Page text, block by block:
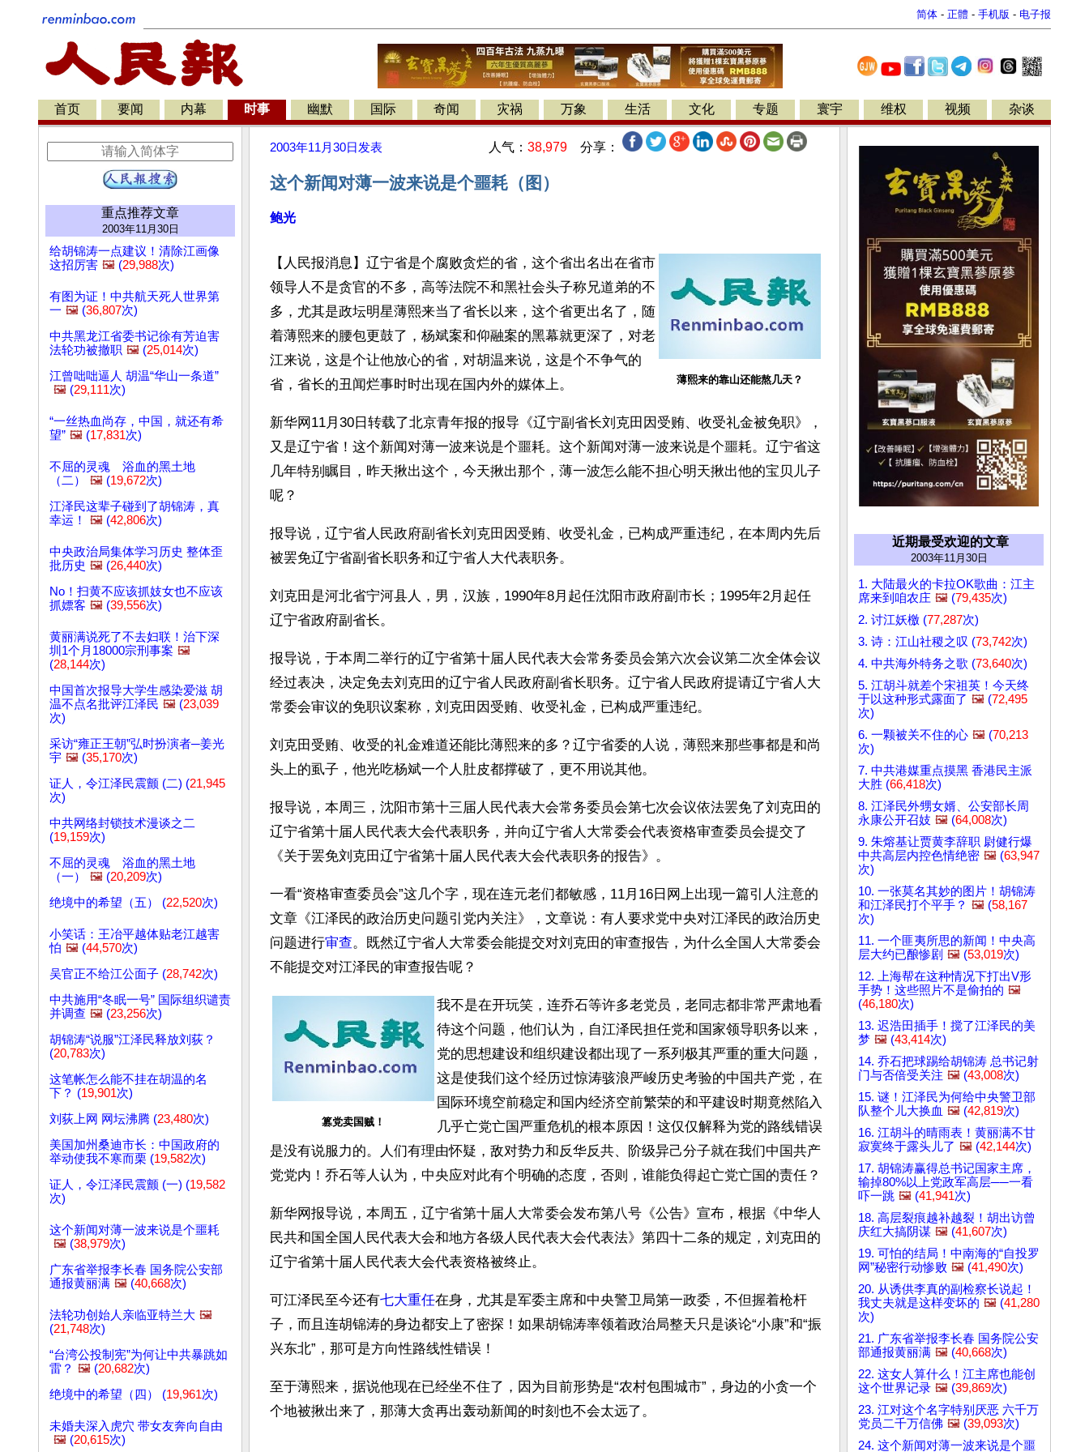
简体 - 正體 - 手机版 - 电子报
首页 要闻 内幕 时事 幽默 国际 奇闻 灾祸 万象 生活 文化 专题 寰宇 维权 视频 杂谈
重点推荐文章
2003年11月30日
给胡锦涛一点建议！清除江画像
这招厉害 🖼️ (29,988次)
有图为证！中共航天死人世界第
一 🖼️ (36,807次)
中共黑龙江省委书记徐有芳迫害
法轮功被撤职 🖼️ (25,014次)
江曾咄咄逼人 胡温“华山一条道”
🖼️ (29,111次)
“一丝热血尚存，中国，就还有希
望” 🖼️ (17,831次)
不屈的灵魂 浴血的黑土地
（二）
🖼️ (19,672次)
江泽民这辈子碰到了胡锦涛，真
幸运！
🖼️ (42,806次)
中央政治局集体学习历史 整体歪
批历史 🖼️ (26,440次)
No！扫黄不应该抓妓女也不应该
抓嫖客 🖼️ (39,556次)
黄丽满说死了不去妇联！治下深
圳1个月18000宗刑事案 🖼️
(28,144次)
中国首次报导大学生感染爱滋 胡
温不点名批评江泽民 🖼️ (23,039
次)
采访“雍正王朝”弘时扮演者─姜光
宇 🖼️ (35,170次)
证人，令江泽民震颤 (二) (21,945
次)
中共网络封锁技术漫谈之二
(19,159次)
不屈的灵魂 浴血的黑土地
（一）
🖼️ (20,209次)
绝境中的希望（五） (22,520次)
小笑话：王冶平越体贴老江越害
怕 🖼️ (44,570次)
吴官正不给江公面子 (28,742次)
中共施用“冬眠一号” 国际组织谴责
并调查 🖼️ (23,256次)
胡锦涛“说服”江泽民释放刘荻？
(20,783次)
这笔帐怎么能不挂在胡温的名
下？ (19,901次)
刘荻上网 网坛沸腾 (23,480次)
美国加州桑迪市长：中国政府的
举动使我不寒而栗 (19,582次)
证人，令江泽民震颤 (一) (19,582
次)
这个新闻对薄一波来说是个噩耗
🖼️ (38,979次)
广东省举报李长春 国务院公安部
通报黄丽满 🖼️ (40,668次)
法轮功创始人亲临亚特兰大 🖼️
(21,748次)
“台湾公投制宪”为何让中共暴跳如
雷？ 🖼️ (20,682次)
绝境中的希望（四） (19,961次)
未婚夫深入虎穴 带女友奔向自由
🖼️ (20,615次)
2003年11月30日 发表 人气： 38,979 分享：
这个新闻对薄一波来说是个噩耗（图）
鲍光
薄熙来的靠山还能熬几天？
【人民报消息】辽宁省是个腐败贪烂的省，这个省出名出在省市
领导人不是贪官的不多，高等法院不和黑社会头子称兄道弟的不
多，尤其是政坛明星薄熙来当了省长以来，这个省更出名了，随
着薄熙来的腰包更鼓了，杨斌案和仰融案的黑幕就更深了，对老
江来说，这是个让他放心的省，对胡温来说，这是个不争气的
省，省长的丑闻烂事时时出现在国内外的媒体上。
新华网11月30日转载了北京青年报的报导《辽宁副省长刘克田因受贿、收受礼金被免职》，
又是辽宁省！这个新闻对薄一波来说是个噩耗。这个新闻对薄一波来说是个噩耗。辽宁省这
几年特别瞩目，昨天揪出这个，今天揪出那个，薄一波怎么能不担心明天揪出他的宝贝儿子
呢？
报导说，辽宁省人民政府副省长刘克田因受贿、收受礼金，已构成严重违纪，在本周内先后
被罢免辽宁省副省长职务和辽宁省人大代表职务。
刘克田是河北省宁河县人，男，汉族，1990年8月起任沈阳市政府副市长；1995年2月起任
辽宁省政府副省长。
报导说，于本周二举行的辽宁省第十届人民代表大会常务委员会第六次会议第二次全体会议
经过表决，决定免去刘克田的辽宁省人民政府副省长职务。辽宁省人民政府提请辽宁省人大
常委会审议的免职议案称，刘克田因受贿、收受礼金，已构成严重违纪。
刘克田受贿、收受的礼金难道还能比薄熙来的多？辽宁省委的人说，薄熙来那些事都是和尚
头上的虱子，他光吃杨斌一个人肚皮都撑破了，更不用说其他。
报导说，本周三，沈阳市第十三届人民代表大会常务委员会第七次会议依法罢免了刘克田的
辽宁省第十届人民代表大会代表职务，并向辽宁省人大常委会代表资格审查委员会提交了
《关于罢免刘克田辽宁省第十届人民代表大会代表职务的报告》。
一看“资格审查委员会”这几个字，现在连元老们都敏感，11月16日网上出现一篇引人注意的
文章《江泽民的政治历史问题引党内关注》，文章说：有人要求党中央对江泽民的政治历史
问题进行审查。既然辽宁省人大常委会能提交对刘克田的审查报告，为什么全国人大常委会
不能提交对江泽民的审查报告呢？
篡党卖国贼！
我不是在开玩笑，连乔石等许多老党员，老同志都非常严肃地看
待这个问题，他们认为，自江泽民担任党和国家领导职务以来，
党的思想建设和组织建设都出现了一系列极其严重的重大问题，
这是使我们这个经历过惊涛骇浪严峻历史考验的中国共产党，在
国际环境空前稳定和国内经济空前繁荣的和平建设时期竟然陷入
几乎亡党亡国严重危机的根本原因！这仅仅解释为党的路线错误
是没有说服力的。人们有理由怀疑，敌对势力和反华反共、阶级异己分子就在我们中国共产
党党内！乔石等人认为，中央应对此有个明确的态度，否则，谁能负得起亡党亡国的责任？
新华网报导说，本周五，辽宁省第十届人大常委会发布第八号《公告》宣布，根据《中华人
民共和国全国人民代表大会和地方各级人民代表大会代表法》第四十二条的规定，刘克田的
辽宁省第十届人民代表大会代表资格被终止。
可江泽民至今还有七大重任在身，尤其是军委主席和中央警卫局第一政委，不但握着枪杆
子，而且连胡锦涛的身边都安上了密探！如果胡锦涛率领着政治局整天只是谈论“小康”和“振
兴东北”，那可是方向性路线性错误！
至于薄熙来，据说他现在已经坐不住了，因为目前形势是“农村包围城市”，身边的小贪一个
个地被揪出来了，那薄大贪再出轰动新闻的时刻也不会太远了。
近期最受欢迎的文章
2003年11月30日
1. 大陆最火的卡拉OK歌曲：江主
席来到咱农庄 🖼️ (79,435次)
2. 讨江妖檄 (77,287次)
3. 诗：江山社稷之叹 (73,742次)
4. 中共海外特务之歌 (73,640次)
5. 江胡斗就差个宋祖英！今天终
于以这种形式露面了 🖼️ (72,495
次)
6. 一颗被关不住的心 🖼️ (70,213
次)
7. 中共港媒重点摸黑 香港民主派
大胜 (66,418次)
8. 江泽民外甥女婿、公安部长周
永康公开召妓 🖼️ (64,008次)
9. 朱熔基让贾黄李辞职 尉健行爆
中共高层内控色情绝密 🖼️ (63,947
次)
10. 一张莫名其妙的图片！胡锦涛
和江泽民打个平手？ 🖼️ (58,167
次)
11. 一个匪夷所思的新闻！中央高
层大约已酿惨剧 🖼️ (53,019次)
12. 上海帮在这种情况下打出V形
手势！这些照片不是偷拍的 🖼️
(46,180次)
13. 迟浩田插手！搅了江泽民的美
梦 🖼️ (43,414次)
14. 乔石把球踢给胡锦涛 总书记射
门与否倍受关注 🖼️ (43,008次)
15. 谜！江泽民为何给中央警卫部
队整个儿大换血 🖼️ (42,819次)
16. 江胡斗的晴雨表！黄丽满不甘
寂寞终于露头儿了 🖼️ (42,144次)
17. 胡锦涛赢得总书记国家主席，
输掉80%以上党政军高层──一看
吓一跳 🖼️ (41,941次)
18. 高层裂痕越补越裂！胡出访曾
庆红大搞阴谋 🖼️ (41,607次)
19. 可怕的结局！中南海的“自投罗
网”秘密行动惨败 🖼️ (41,490次)
20. 从诱供李真的副检察长说起！
我丈夫就是这样变坏的 🖼️ (41,280
次)
21. 广东省举报李长春 国务院公安
部通报黄丽满 🖼️ (40,668次)
22. 这女人算什么！江主席也能创
这个世界记录 🖼️ (39,869次)
23. 江对这个名字特别厌恶 六千万
党员二千万信佛 🖼️ (39,093次)
24. 这个新闻对薄一波来说是个噩